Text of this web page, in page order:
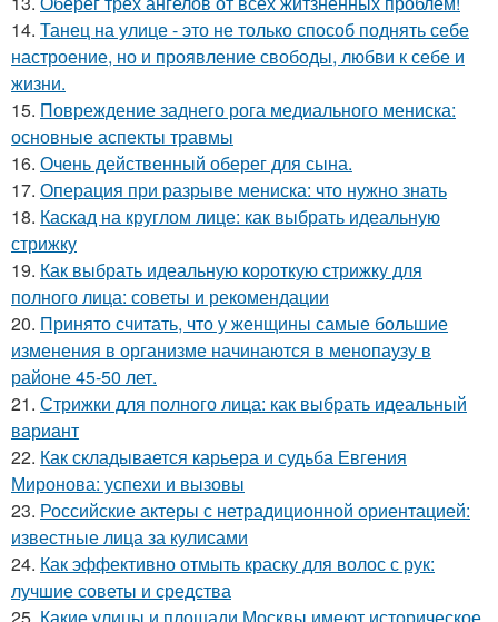
14. Танец на улице - это не только способ поднять себе
настроение, но и проявление свободы, любви к себе и
жизни.
15. Повреждение заднего рога медиального мениска:
основные аспекты травмы
16. Очень действенный оберег для сына.
17. Операция при разрыве мениска: что нужно знать
18. Каскад на круглом лице: как выбрать идеальную
стрижку
19. Как выбрать идеальную короткую стрижку для
полного лица: советы и рекомендации
20. Принято считать, что у женщины самые большие
изменения в организме начинаются в менопаузу в
районе 45-50 лет.
21. Стрижки для полного лица: как выбрать идеальный
вариант
22. Как складывается карьера и судьба Евгения
Миронова: успехи и вызовы
23. Российские актеры с нетрадиционной ориентацией:
известные лица за кулисами
24. Как эффективно отмыть краску для волос с рук:
лучшие советы и средства